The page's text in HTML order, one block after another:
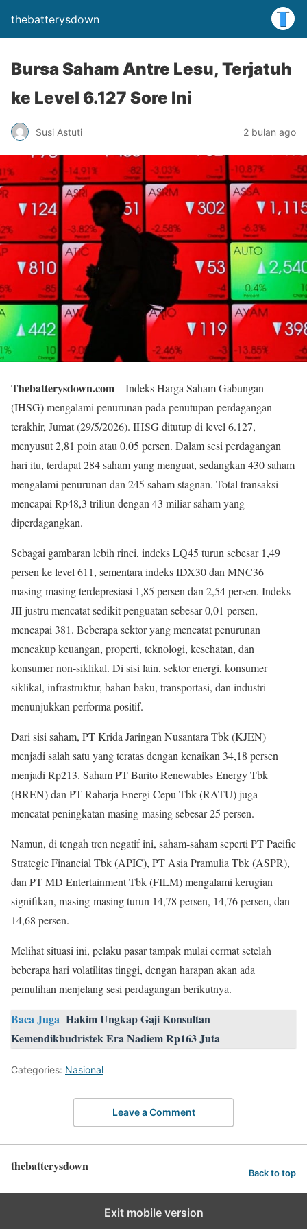
thebatterysdown
Bursa Saham Antre Lesu, Terjatuh
ke Level 6.127 Sore Ini
Susi Astuti 2 bulan ago
Thebatterysdown.com– Indeks Harga Saham Gabungan
(IHSG) mengalami penurunan pada penutupan perdagangan
terakhir, Jumat (29/5/2026). IHSG ditutup di level 6.127,
menyusut 2,81 poin atau 0,05 persen. Dalam sesi perdagangan
hari itu, terdapat 284 saham yang menguat, sedangkan 430 saham
mengalami penurunan dan 245 saham stagnan. Total transaksi
mencapai Rp48,3 triliun dengan 43 miliar saham yang
diperdagangkan.
Sebagai gambaran lebih rinci, indeks LQ45 turun sebesar 1,49
persen ke level 611, sementara indeks IDX30 dan MNC36
masing-masing terdepresiasi 1,85 persen dan 2,54 persen. Indeks
JII justru mencatat sedikit penguatan sebesar 0,01 persen,
mencapai 381. Beberapa sektor yang mencatat penurunan
mencakup keuangan, properti, teknologi, kesehatan, dan
konsumer non-siklikal. Di sisi lain, sektor energi, konsumer
siklikal, infrastruktur, bahan baku, transportasi, dan industri
menunjukkan performa positif.
Dari sisi saham, PT Krida Jaringan Nusantara Tbk (KJEN)
menjadi salah satu yang teratas dengan kenaikan 34,18 persen
menjadi Rp213. Saham PT Barito Renewables Energy Tbk
(BREN) dan PT Raharja Energi Cepu Tbk (RATU) juga
mencatat peningkatan masing-masing sebesar 25 persen.
Namun, di tengah tren negatif ini, saham-saham seperti PT Pacific
Strategic Financial Tbk (APIC), PT Asia Pramulia Tbk (ASPR),
dan PT MD Entertainment Tbk (FILM) mengalami kerugian
signifikan, masing-masing turun 14,78 persen, 14,76 persen, dan
14,68 persen.
Melihat situasi ini, pelaku pasar tampak mulai cermat setelah
beberapa hari volatilitas tinggi, dengan harapan akan ada
pemulihan menjelang sesi perdagangan berikutnya.
Baca Juga Hakim Ungkap Gaji Konsultan
Kemendikbudristek Era Nadiem Rp163 Juta
Categories: Nasional
Leave a Comment
thebatterysdown Back to top
Exit mobile version